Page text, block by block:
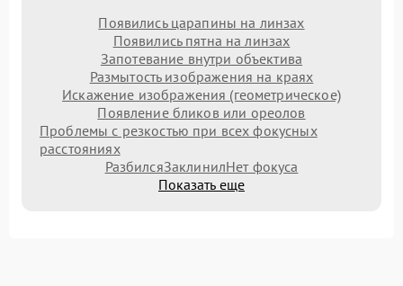
Появились царапины на линзах
Появились пятна на линзах
Запотевание внутри объектива
Размытость изображения на краях
Искажение изображения (геометрическое)
Появление бликов или ореолов
Проблемы с резкостью при всех фокусных
расстояниях
РазбилсяЗаклинилНет фокуса
Показать еще